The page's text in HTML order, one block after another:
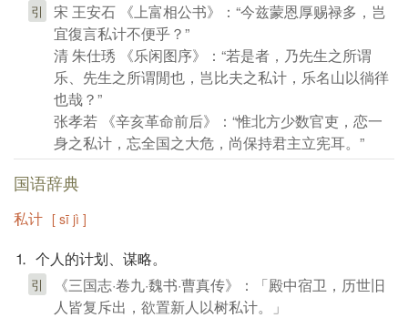
引
宋 王安石 《上富相公书》：“今兹蒙恩厚赐禄多，岂
宜復言私计不便乎？”
清 朱仕琇 《乐闲图序》：“若是者，乃先生之所谓
乐、先生之所谓閒也，岂比夫之私计，乐名山以徜徉
也哉？”
张孝若 《辛亥革命前后》：“惟北方少数官吏，恋一
身之私计，忘全国之大危，尚保持君主立宪耳。”
国语辞典
私计 [ sī jì ]
⒈ 个人的计划、谋略。
引
《三国志·卷九·魏书·曹真传》：「殿中宿卫，历世旧
人皆复斥出，欲置新人以树私计。」